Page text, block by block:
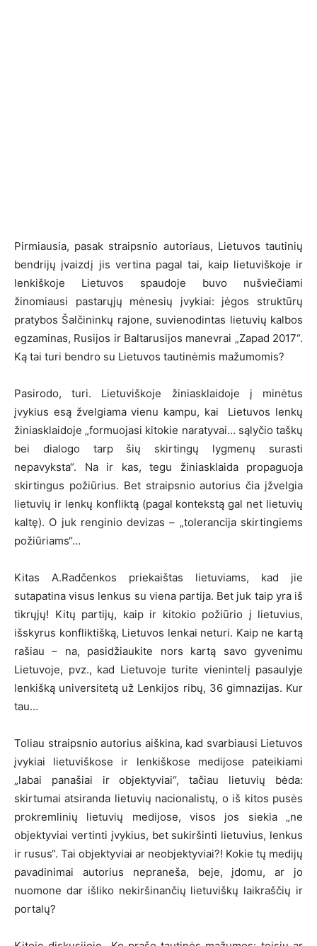
Pirmiausia, pasak straipsnio autoriaus, Lietuvos tautinių
bendrijų įvaizdį jis vertina pagal tai, kaip lietuviškoje ir
lenkiškoje Lietuvos spaudoje buvo nušviečiami
žinomiausi pastarųjų mėnesių įvykiai: jėgos struktūrų
pratybos Šalčininkų rajone, suvienodintas lietuvių kalbos
egzaminas, Rusijos ir Baltarusijos manevrai „Zapad 2017“.
Ką tai turi bendro su Lietuvos tautinėmis mažumomis?
Pasirodo, turi. Lietuviškoje žiniasklaidoje į minėtus
įvykius esą žvelgiama vienu kampu, kai Lietuvos lenkų
žiniasklaidoje „formuojasi kitokie naratyvai… sąlyčio taškų
bei dialogo tarp šių skirtingų lygmenų surasti
nepavyksta“. Na ir kas, tegu žiniasklaida propaguoja
skirtingus požiūrius. Bet straipsnio autorius čia įžvelgia
lietuvių ir lenkų konfliktą (pagal kontekstą gal net lietuvių
kaltę). O juk renginio devizas – „tolerancija skirtingiems
požiūriams“…
Kitas A.Radčenkos priekaištas lietuviams, kad jie
sutapatina visus lenkus su viena partija. Bet juk taip yra iš
tikrųjų! Kitų partijų, kaip ir kitokio požiūrio į lietuvius,
išskyrus konfliktišką, Lietuvos lenkai neturi. Kaip ne kartą
rašiau – na, pasidžiaukite nors kartą savo gyvenimu
Lietuvoje, pvz., kad Lietuvoje turite vienintelį pasaulyje
lenkišką universitetą už Lenkijos ribų, 36 gimnazijas. Kur
tau…
Toliau straipsnio autorius aiškina, kad svarbiausi Lietuvos
įvykiai lietuviškose ir lenkiškose medijose pateikiami
„labai panašiai ir objektyviai“, tačiau lietuvių bėda:
skirtumai atsiranda lietuvių nacionalistų, o iš kitos pusės
prokremlinių lietuvių medijose, visos jos siekia „ne
objektyviai vertinti įvykius, bet sukiršinti lietuvius, lenkus
ir rusus“. Tai objektyviai ar neobjektyviai?! Kokie tų medijų
pavadinimai autorius nepraneša, beje, įdomu, ar jo
nuomone dar išliko nekiršinančių lietuviškų laikraščių ir
portalų?